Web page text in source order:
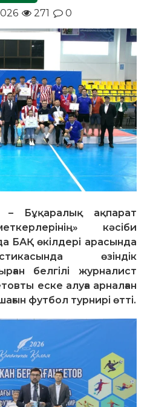
271 0
– Бұқаралық ақпарат
кәсіби
БАҚ өкілдері арасында
өзіндік
белгілі журналист
еске алуға арналған
футбол турнирі өтті.